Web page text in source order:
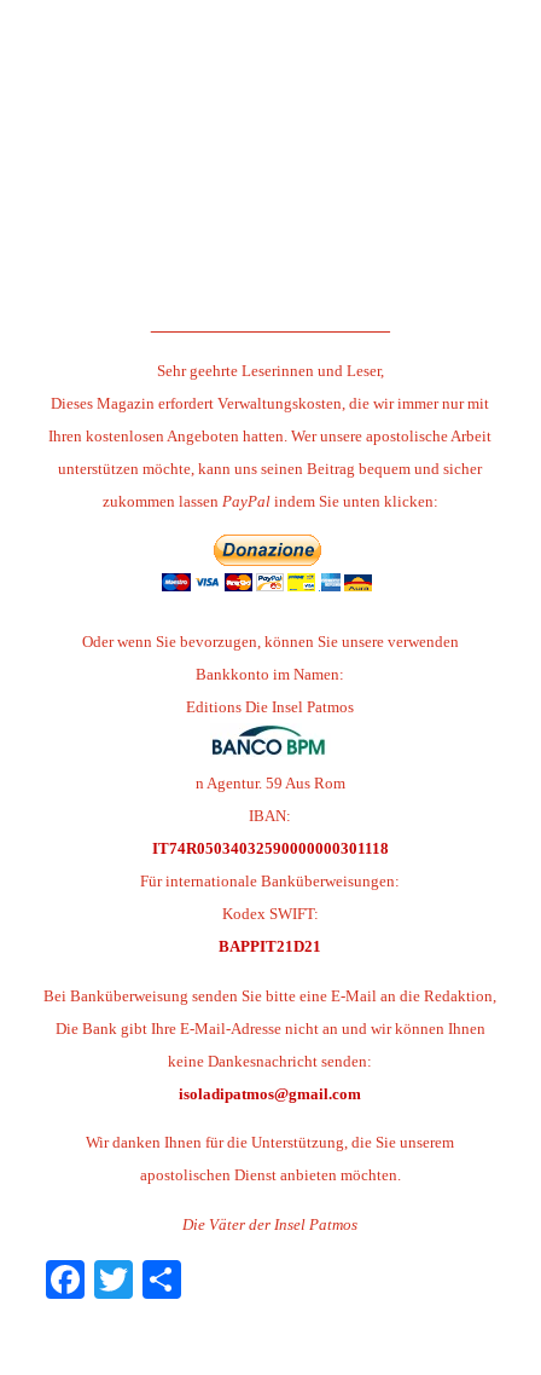
Sehr geehrte Leserinnen und Leser,
Dieses Magazin erfordert Verwaltungskosten, die wir immer nur mit
Ihren kostenlosen Angeboten hatten. Wer unsere apostolische Arbeit
unterstützen möchte, kann uns seinen Beitrag bequem und sicher
zukommen lassen PayPalindem Sie unten klicken:
Oder wenn Sie bevorzugen, können Sie unsere verwenden
Bankkonto im Namen:
Editions Die Insel Patmos
n Agentur. 59 Aus Rom
IBAN:
IT74R05034032590000000301118
Für internationale Banküberweisungen:
Kodex SWIFT:
BAPPIT21D21
Bei Banküberweisung senden Sie bitte eine E-Mail an die Redaktion,
Die Bank gibt Ihre E-Mail-Adresse nicht an und wir können Ihnen
keine Dankesnachricht senden:
isoladipatmos@gmail.com
Wir danken Ihnen für die Unterstützung, die Sie unserem
apostolischen Dienst anbieten möchten.
Die Väter der Insel Patmos
Facebook
Twitter